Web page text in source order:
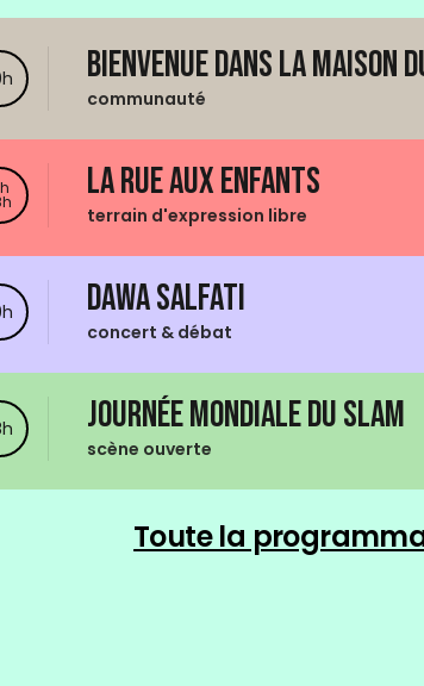
Bienvenue dans La Maison
communauté
La Rue aux enfants
terrain d'expression libre
Dawa Salfati
concert & débat
Journée mondiale du Slam
scène ouverte
Toute la